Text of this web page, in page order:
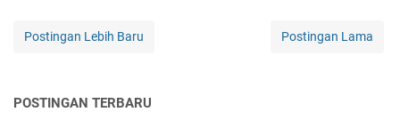
Postingan Lebih Baru Postingan Lama
POSTINGAN TERBARU